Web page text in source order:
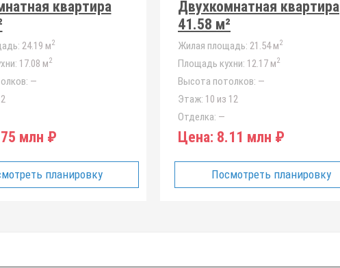
квартира
24.19 м2
17.08 м2
—
млн ₽
планировку
Двухкомнатная квартира
41.58 м²
Жилая площадь: 21.54 м2
Площадь кухни: 12.17 м2
Высота потолков: —
Этаж: 10 из 12
Отделка: —
Цена: 8.11 млн ₽
Посмотреть планировку